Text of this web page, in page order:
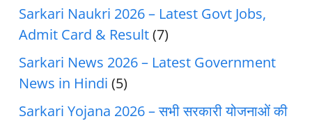
Sarkari Naukri 2026 – Latest Govt Jobs,
Admit Card & Result(7)
Sarkari News 2026 – Latest Government
News in Hindi (5)
Sarkari Yojana 2026 – सभी सरकारी योजनाओं की